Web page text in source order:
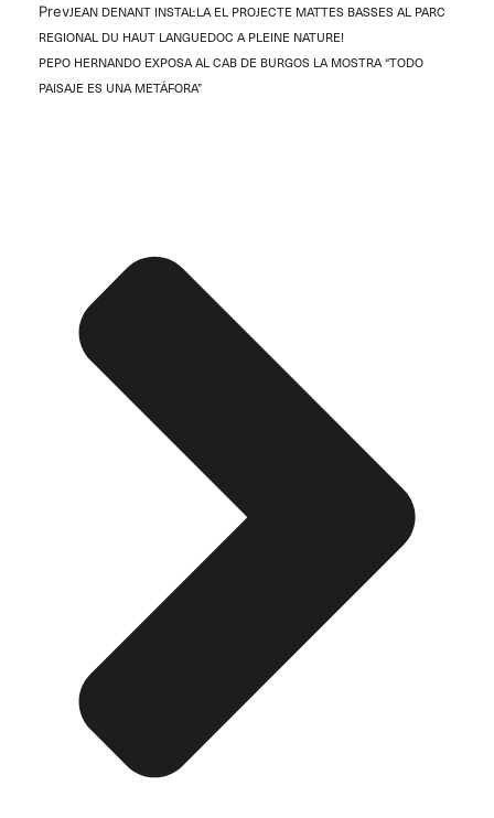
PrevJEAN DENANT INSTAL·LA EL PROJECTE MATTES BASSES AL PARC
REGIONAL DU HAUT LANGUEDOC A PLEINE NATURE!
PEPO HERNANDO EXPOSA AL CAB DE BURGOS LA MOSTRA “TODO
PAISAJE ES UNA METÁFORA”